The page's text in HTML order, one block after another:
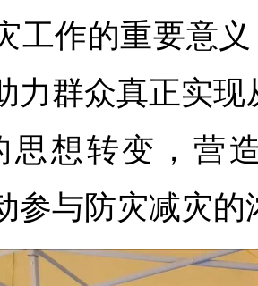
工作的重要意
力群众真正实现
思想转变，营
参与防灾减灾